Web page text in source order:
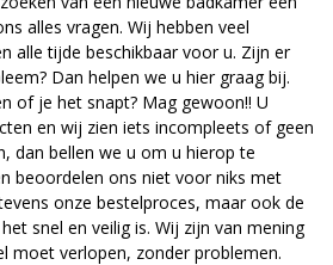
alles vragen. Wij hebben veel
alle tijde beschikbaar voor u. Zijn er
Dan helpen we u hier graag bij.
of je het snapt? Mag gewoon!! U
en wij zien iets incompleets of geen
dan bellen we u om u hierop te
beoordelen ons niet voor niks met
onze bestelproces, maar ook de
snel en veilig is. Wij zijn van mening
moet verlopen, zonder problemen.